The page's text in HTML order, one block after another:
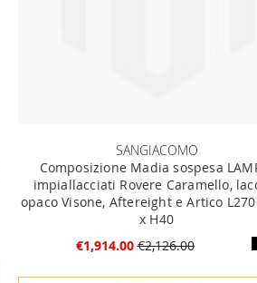
SANGIACOMO
Composizione Madia sospesa
impiallacciati Rovere Caramello,
opaco Visone, Aftereight e Artico
x H40
€1,914.00 €2,126.00